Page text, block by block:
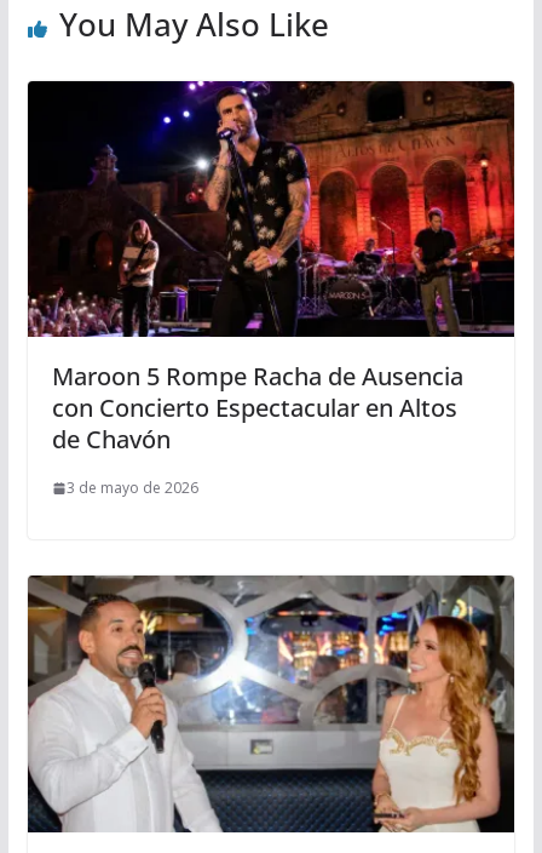
You May Also Like
Maroon 5 Rompe Racha de Ausencia
con Concierto Espectacular en Altos
de Chavón
3 de mayo de 2026